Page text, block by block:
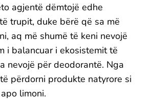
agjentë dëmtojë edhe
trupit, duke bërë që sa më
aq më shumë të keni nevojë
i balancuar i ekosistemit të
nevojë për deodorantë. Nga
përdorni produkte natyrore si
limoni.